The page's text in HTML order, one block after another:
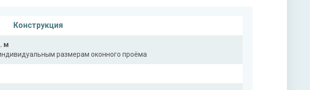
Конструкция
м
размерам оконного проёма